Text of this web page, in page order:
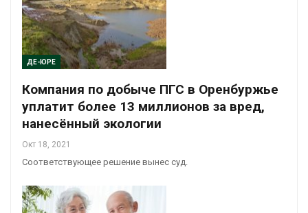
ДЕ-ЮРЕ
Компания по добыче ПГС в Оренбуржье
уплатит более 13 миллионов за вред,
нанесённый экологии
Окт 18, 2021
Соответствующее решение вынес суд.